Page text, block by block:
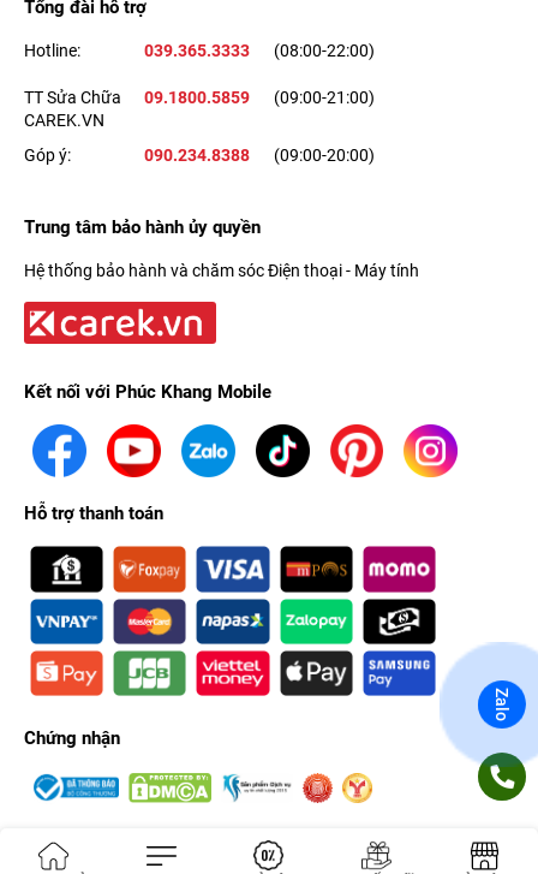
Tổng đài hỗ trợ
Hotline: 039.365.3333 (08:00-22:00)
TT Sửa Chữa
CAREK.VN
09.1800.5859 (09:00-21:00)
Góp ý: 090.234.8388 (09:00-20:00)
Trung tâm bảo hành ủy quyền
Hệ thống bảo hành và chăm sóc Điện thoại - Máy tính
Kết nối với Phúc Khang Mobile
Hỗ trợ thanh toán
Chứng nhận
Zalo